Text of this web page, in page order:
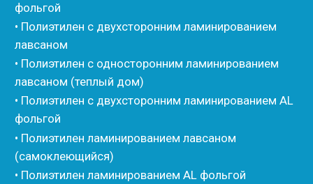
• Стенофлекс Шнур
• Стенофлекс Жгут
• Подложка Тепофол НПЭ
• Подложка Пенолин НПЭ
• Подложка Мосфол НПЭ
• Шнур Изонел
• Жгут Тилит
• Шнур Тилит
• Гернитовый шнур
• Бентонитовый шнур
• Стенофлекс для труб
• Мат из вспененного полиэтилена Тепофол